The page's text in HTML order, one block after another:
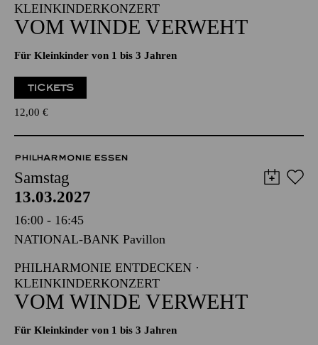
NATIONAL-BANK Pavillon
PHILHARMONIE ENTDECKEN ·
KLEINKINDERKONZERT
Für Kleinkinder von 1 bis 3 Jahren
12,00€
PHILHARMONIE ESSEN
Samstag
13.03.2027
16:00 - 16:45
NATIONAL-BANK Pavillon
PHILHARMONIE ENTDECKEN ·
KLEINKINDERKONZERT